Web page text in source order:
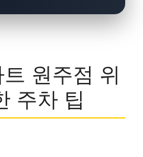
원주점 위
주차 팁